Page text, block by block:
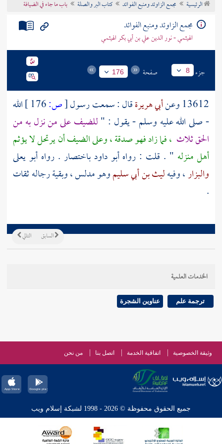
تراجم الأعلام
الرئيسية مجمع الزاوئد ومنبع الفوائد كتاب البر والصلة باب ما جاء في الضيافة
مجمع الزاوئد ومنبع الفوائد
الهيثمي - نور الدين علي بن أبي بكر الهيثمي
جزء 8 صفحة 176
13612 وعن أبي هريرةقال : سمعت رسول[ص:
الله
- صلى الله عليه وسلم - يقول : "للضيف على من نزل به من
الحق ثلاث ، فما زاد فهو صدقة ، وعلى الضيف أن يرتحل لا يؤثم
أهل منزله " . قلت : رواهأبو داودباختصار . رواه أبو يعلى
والبزار، وفيهليث بن أبي سليموهو مدلس ، وبقية رجاله ثقات
.
التالي السابق
الخدمات العلمية
ترجمة علم عناوين الشجرة
وثيقة الخصوصية اتفاقية الخدمة اتصل بنا من نحن
جميع الحقوق محفوظة © 2026 - 1998 لشبكة إسلام ويب